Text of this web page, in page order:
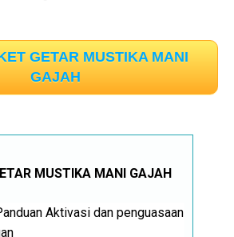
GETAR MUSTIKA MANI
GAJAH
MUSTIKA MANI GAJAH
Aktivasi dan penguasaan